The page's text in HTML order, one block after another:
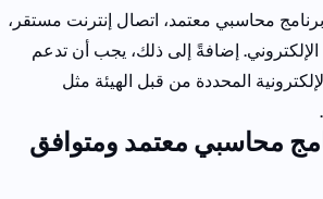
محاسبي معتمد، اتصال إنترنت مستقر،
إضافةً إلى ذلك، يجب أن تدعم
المحددة من قبل الهيئة مثل
محاسبي معتمد ومتوافق